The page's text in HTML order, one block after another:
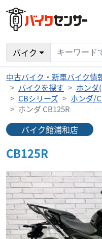
バイク
中古バイク・新車バイク情
バイクを探す
ホンダ
CBシリーズ
ホンダ/
ホンダ CB125R
バイク館浦和店
CB125R